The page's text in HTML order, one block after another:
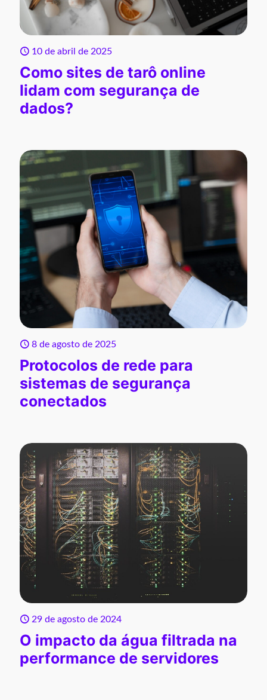
10 de abril de 2025
Como sites de tarô online
lidam com segurança de
dados?
8 de agosto de 2025
Protocolos de rede para
sistemas de segurança
conectados
29 de agosto de 2024
O impacto da água filtrada na
performance de servidores